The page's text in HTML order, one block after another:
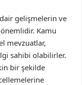
gelişmelerin ve
Kamu
mevzuatlar,
sahibi olabilirler.
bir şekilde